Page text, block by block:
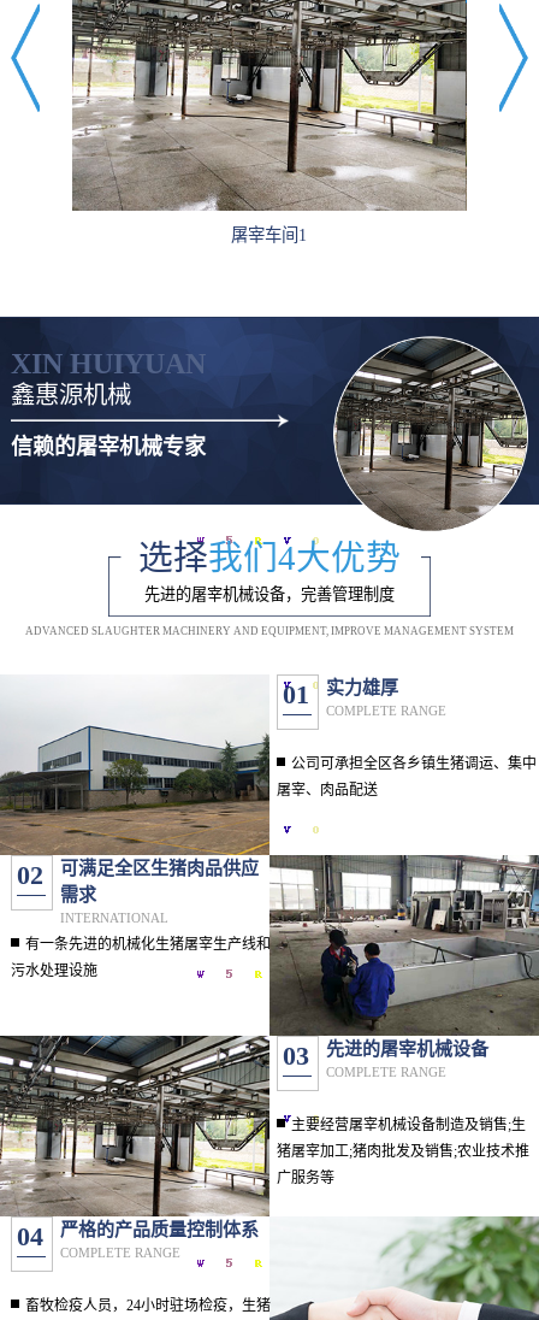
厂房环境4
XIN HUIYUAN
鑫惠源机械
信赖的屠宰机械专家
选择我们4大优势
先进的屠宰机械设备，完善管理制度
ADVANCED SLAUGHTER MACHINERY AND EQUIPMENT, IMPROVE MANAGEMENT SYSTEM
01 实力雄厚
COMPLETE RANGE
公司可承担全区各乡镇生猪调运、集中
屠宰、肉品配送
02
可满足全区生猪肉品供应
需求
INTERNATIONAL
有一条先进的机械化生猪屠宰生产线和
污水处理设施
03 先进的屠宰机械设备
COMPLETE RANGE
主要经营屠宰机械设备制造及销售;生
猪屠宰加工;猪肉批发及销售;农业技术推
广服务等
04 严格的产品质量控制体系
COMPLETE RANGE
畜牧检疫人员，24小时驻场检疫，生猪